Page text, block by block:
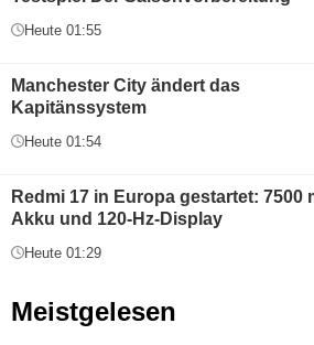
Heute 01:55
Manchester City ändert das
Kapitänssystem
Heute 01:54
Redmi 17 in Europa gestartet: 7500
Akku und 120-Hz-Display
Heute 01:29
Meistgelesen